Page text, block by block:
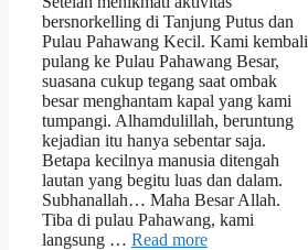
bersnorkelling di Tanjung Putus dan
Pulau Pahawang Kecil. Kami kembali
pulang ke Pulau Pahawang Besar,
suasana cukup tegang saat ombak
besar menghantam kapal yang kami
tumpangi. Alhamdulillah, beruntung
kejadian itu hanya sebentar saja.
Betapa kecilnya manusia ditengah
lautan yang begitu luas dan dalam.
Subhanallah… Maha Besar Allah.
Tiba di pulau Pahawang, kami
langsung … Read more